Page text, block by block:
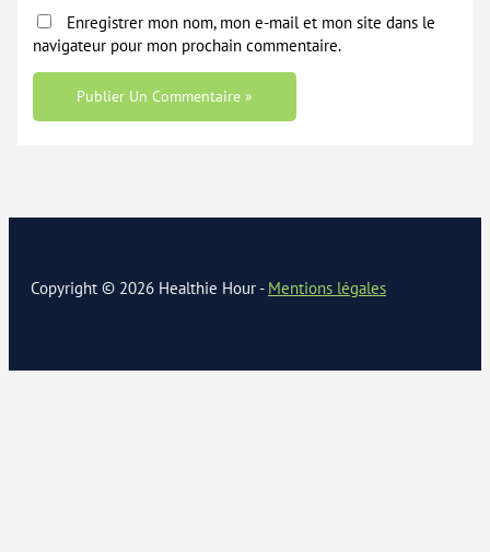
Enregistrer mon nom, mon e-mail et mon site dans le
navigateur pour mon prochain commentaire.
Copyright © 2026 Healthie Hour - Mentions légales